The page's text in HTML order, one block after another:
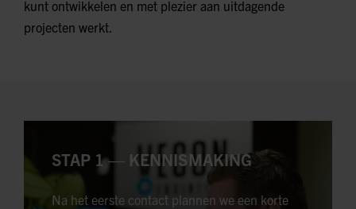
kunt ontwikkelen en met plezier aan uitdagende
projecten werkt.
STAP 1 — KENNISMAKING
Na het eerste contact plannen we een korte